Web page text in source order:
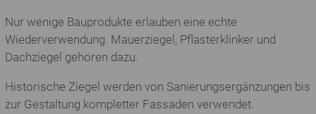
Nur wenige Bauprodukte erlauben eine echte
Wiederverwendung. Mauerziegel, Pflasterklinker und
Dachziegel gehören dazu.
Historische Ziegel werden von Sanierungsergänzungen bis
zur Gestaltung kompletter Fassaden verwendet.